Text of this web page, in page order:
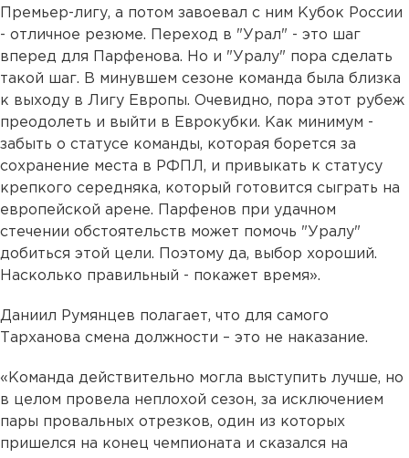
Премьер-лигу, а потом завоевал с ним Кубок России
- отличное резюме. Переход в "Урал" - это шаг
вперед для Парфенова. Но и "Уралу" пора сделать
такой шаг. В минувшем сезоне команда была близка
к выходу в Лигу Европы. Очевидно, пора этот рубеж
преодолеть и выйти в Еврокубки. Как минимум -
забыть о статусе команды, которая борется за
сохранение места в РФПЛ, и привыкать к статусу
крепкого середняка, который готовится сыграть на
европейской арене. Парфенов при удачном
стечении обстоятельств может помочь "Уралу"
добиться этой цели. Поэтому да, выбор хороший.
Насколько правильный - покажет время».
Даниил Румянцев полагает, что для самого
Тарханова смена должности – это не наказание.
«Команда действительно могла выступить лучше, но
в целом провела неплохой сезон, за исключением
пары провальных отрезков, один из которых
пришелся на конец чемпионата и сказался на